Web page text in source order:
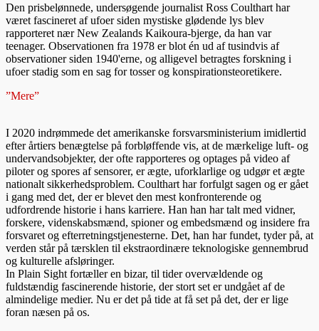
Den prisbelønnede, undersøgende journalist Ross Coulthart har
været fascineret af ufoer siden mystiske glødende lys blev
rapporteret nær New Zealands Kaikoura-bjerge, da han var
teenager. Observationen fra 1978 er blot én ud af tusindvis af
observationer siden 1940'erne, og alligevel betragtes forskning i
ufoer stadig som en sag for tosser og konspirationsteoretikere.
”Mere”
I 2020 indrømmede det amerikanske forsvarsministerium imidlertid
efter årtiers benægtelse på forbløffende vis, at de mærkelige luft- og
undervandsobjekter, der ofte rapporteres og optages på video af
piloter og spores af sensorer, er ægte, uforklarlige og udgør et ægte
nationalt sikkerhedsproblem. Coulthart har forfulgt sagen og er gået
i gang med det, der er blevet den mest konfronterende og
udfordrende historie i hans karriere. Han han har talt med vidner,
forskere, videnskabsmænd, spioner og embedsmænd og insidere fra
forsvaret og efterretningstjenesterne. Det, han har fundet, tyder på, at
verden står på tærsklen til ekstraordinære teknologiske gennembrud
og kulturelle afsløringer.
In Plain Sight fortæller en bizar, til tider overvældende og
fuldstændig fascinerende historie, der stort set er undgået af de
almindelige medier. Nu er det på tide at få set på det, der er lige
foran næsen på os.